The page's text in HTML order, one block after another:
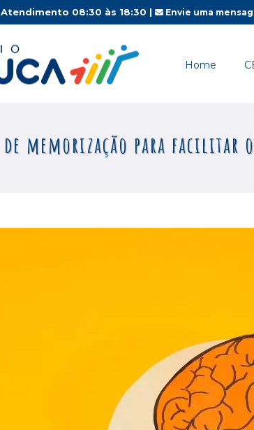
Atendimento 08:30 às 18:30 | Envie uma
Home
memorização para facilitar